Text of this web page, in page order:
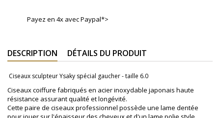
Payez en 4x avec Paypal*>
DESCRIPTION DÉTAILS DU PRODUIT
Ciseaux sculpteur Ysaky spécial gaucher - taille 6.0
Ciseaux coiffure fabriqués en acier inoxydable japonais haute
résistance assurant qualité et longévité.
Cette paire de ciseaux professionnel possède une lame dentée